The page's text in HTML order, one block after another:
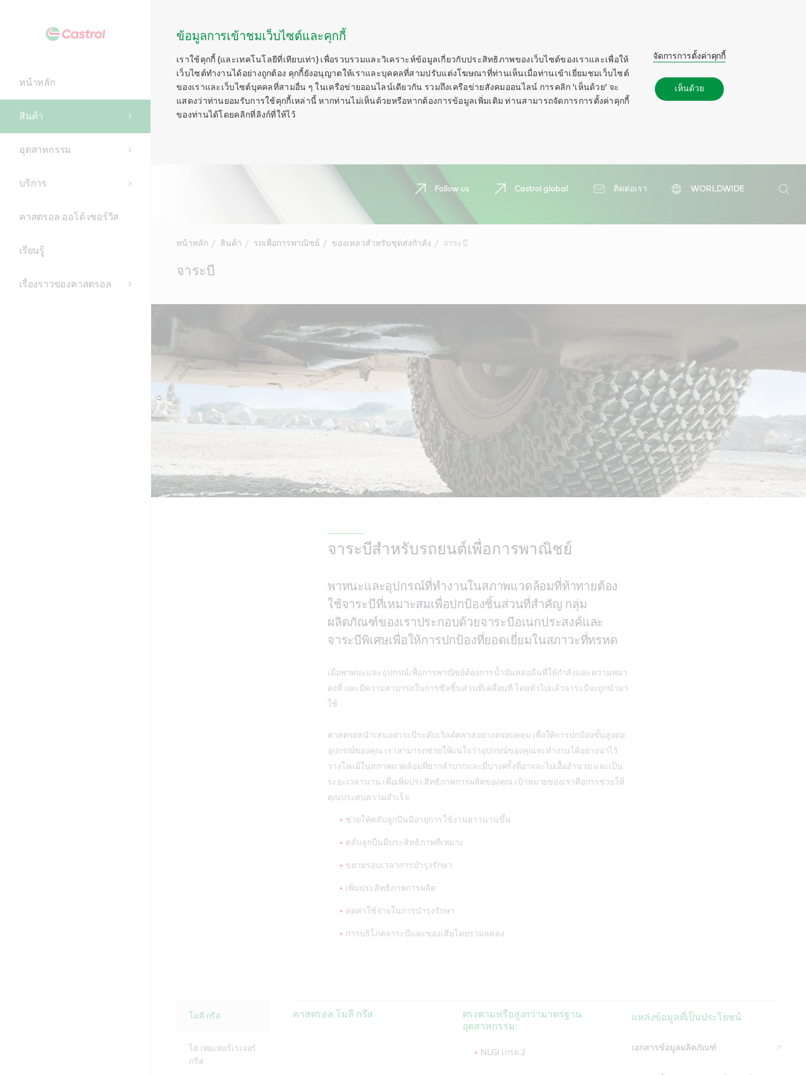
ข้อมูลการเข้าชมเว็บไซต์และคุกกี้
เราใช้คุกกี้ (และเทคโนโลยีที่เทียบเท่า) เพื่อรวบรวมและวิเคราะห์ข้อมูลเกี่ยวกับประสิทธิภาพของเว็บไซต์ของเราและเพื่อให้
เว็บไซต์ทำงานได้อย่างถูกต้อง คุกกี้ยังอนุญาตให้เราและบุคคลที่สามปรับแต่งโฆษณาที่ท่านเห็นเมื่อท่านเข้าเยี่ยมชมเว็บไซต์
ของเราและเว็บไซต์บุคคลที่สามอื่น ๆ ในเครือข่ายออนไลน์เดียวกัน รวมถึงเครือข่ายสังคมออนไลน์ การคลิก 'เห็นด้วย' จะ
แสดงว่าท่านยอมรับการใช้คุกกี้เหล่านี้ หากท่านไม่เห็นด้วยหรือหากต้องการข้อมูลเพิ่มเติม ท่านสามารถจัดการการตั้งค่าคุกกี้
ของท่านได้โดยคลิกที่ลิงก์ที่ให้ไว้
จัดการการตั้งค่าคุกกี้
เห็นด้วย
Follow us Castrol global ติดต่อเรา
WORLDWIDE
ค้นหา
หน้าหลัก
สินค้า
อุตสาหกรรม
บริการ
คาสตรอล ออโต้ เซอร์วิส
เรียนรู้
เรื่องราวของคาสตรอล
หน้าหลัก สินค้า รถเพื่อการพาณิชย์ ของเหลวสำหรับชุดส่งกำลัง จาระบี
Contentจาระบี
จาระบีสำหรับรถยนต์เพื่อการพาณิชย์
พาหนะและอุปกรณ์ที่ทำงานในสภาพแวดล้อมที่ท้าทายต้อง
ใช้จาระบีที่เหมาะสมเพื่อปกป้องชิ้นส่วนที่สำคัญ กลุ่ม
ผลิตภัณฑ์ของเราประกอบด้วยจาระบีอเนกประสงค์และ
จาระบีพิเศษเพื่อให้การปกป้องที่ยอดเยี่ยมในสภาวะที่ทรหด
เมื่อพาหนะและอุปกรณ์เพื่อการพาณิชย์ต้องการน้ำมันหล่อลื่นที่ให้กำลังและความหนา
คงที่ และมีความสามารถในการซีลชิ้นส่วนที่เคลื่อนที่ โดยทั่วไปแล้วจาระบีจะถูกนำมา
ใช้
คาสตรอลนำเสนอจาระบีระดับเวิลด์คลาสอย่างครอบคลุม เพื่อให้การปกป้องขั้นสูงต่อ
อุปกรณ์ของคุณ เราสามารถช่วยให้แน่ใจว่าอุปกรณ์ของคุณจะทำงานได้อย่างน่าไว้
วางใจแม้ในสภาพแวดล้อมที่ยากลำบากและมีบางครั้งที่อาจจะไม่เอื้ออำนวย และเป็น
ระยะเวลานาน เพื่อเพิ่มประสิทธิภาพการผลิตของคุณ เป้าหมายของเราคือการช่วยให้
คุณประสบความสำเร็จ:
ช่วยให้ตลับลูกปืนมีอายุการใช้งานยาวนานขึ้น
ตลับลูกปืนมีประสิทธิภาพที่เหมาะ
ขยายรอบเวลาการบำรุงรักษา
เพิ่มประสิทธิภาพการผลิต
ลดค่าใช้จ่ายในการบำรุงรักษา
การบริโภคจาระบีและของเสียโดยรวมลดลง
โมลี กรีส
ไฮ เทมเพอร์เรเจอร์
กรีส
คาสตรอล โมลี กรีส
ตรงตามหรือสูงกว่ามาตรฐาน
อุตสาหกรรม:
NLGI เกรด 2
แหล่งข้อมูลที่เป็นประโยชน์
เอกสารข้อมูลผลิตภัณฑ์